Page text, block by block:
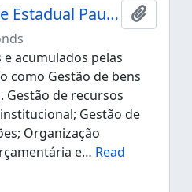
Unesp - Universidade Estadual Paulista "Júlio de Mesquita Filho"
Add to
acumulados pelas
como Gestão de bens
Gestão de recursos
Gestão de
Organização
e… Read